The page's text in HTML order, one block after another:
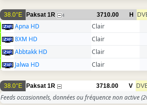
38.0°E Paksat 1R 4 3710.00 H
Apna HD Clair
8XM HD
Clair
Abbtakk HD
Clair
Jalwa HD
Clair
38.0°E Paksat 1R 3718.00 V
Feeds occasionnels, données ou fréquence non active